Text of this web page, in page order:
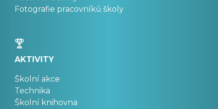
Fotografie pracovníků školy
AKTIVITY
Školní akce
Technika
Školní knihovna